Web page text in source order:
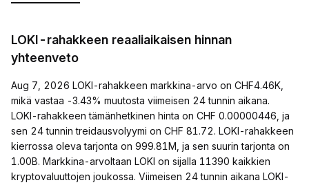
LOKI-rahakkeen reaaliaikaisen hinnan
yhteenveto
Aug 7, 2026 LOKI-rahakkeen markkina-arvo on CHF4.46K,
mikä vastaa -3.43% muutosta viimeisen 24 tunnin aikana.
LOKI-rahakkeen tämänhetkinen hinta on CHF 0.00000446, ja
sen 24 tunnin treidausvolyymi on CHF 81.72. LOKI-rahakkeen
kierrossa oleva tarjonta on 999.81M, ja sen suurin tarjonta on
1.00B. Markkina-arvoltaan LOKI on sijalla 11390 kaikkien
kryptovaluuttojen joukossa. Viimeisen 24 tunnin aikana LOKI-